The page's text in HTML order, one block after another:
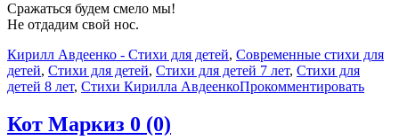
Сражаться будем смело мы!
Не отдадим свой нос.
Кирилл Авдеенко - Стихи для детей, Современные стихи для
детей, Стихи для детей, Стихи для детей 7 лет, Стихи для
детей 8 лет, Стихи Кирилла АвдеенкоПрокомментировать
Кот Маркиз 0 (0)